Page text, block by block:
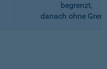
begrenzt,
danach ohne